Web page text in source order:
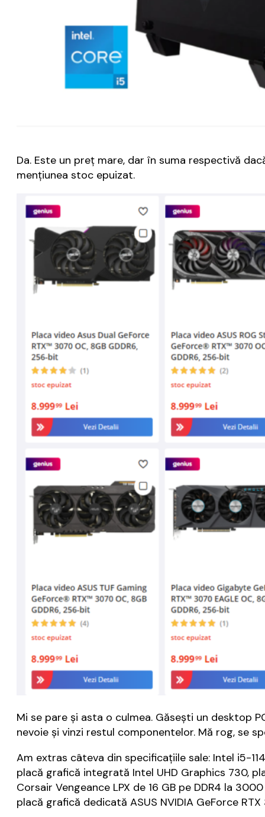
Da. Este un preț mare, dar în suma respectivă
mențiunea stoc epuizat.
Mi se pare și asta o culmea. Găsești un desktop
nevoie și vinzi restul componentelor. Mă rog, se
Am extras câteva din specificațiile sale: Intel i5-
placă grafică integrată Intel UHD Graphics 730,
Corsair Vengeance LPX de 16 GB pe DDR4 la
placă grafică dedicată ASUS NVIDIA GeForce